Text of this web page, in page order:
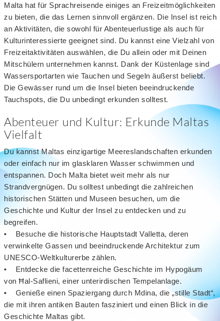
Malta hat für Sprachreisende einiges an Freizeitmöglichkeiten
zu bieten, die das Lernen sinnvoll ergänzen. Die Insel ist reich
an Aktivitäten, die sowohl für Abenteuerlustige als auch für
Kulturinteressierte geeignet sind. Du kannst eine Vielzahl von
Freizeitaktivitäten auswählen, die Du allein oder mit Deinen
Mitschülern unternehmen kannst. Dank der Küstenlage sind
Wassersportarten wie Tauchen und Segeln äußerst beliebt.
Die Gewässer rund um die Insel bieten beeindruckende
Tauchspots, die Du unbedingt erkunden solltest.
Abenteuer und Kultur: Erkunde Maltas
Vielfalt
Du kannst Maltas einzigartige Meereslandschaften erkunden
oder einfach nur im glasklaren Wasser schwimmen und
entspannen. Doch Malta bietet weit mehr als nur
Strandvergnügen. Du solltest unbedingt die zahlreichen
historischen Stätten und Museen besuchen, um die
Geschichte und Kultur der Insel zu entdecken und zu
begreifen.
• Besuche die historische Hauptstadt Valletta, deren
verwinkelte Gassen und beeindruckende Architektur zum
UNESCO-Weltkulturerbe zählen.
• Entdecke die facettenreiche Geschichte im Hypogäum
von Ħal-Saflieni, einer unterirdischen Tempelanlage.
• Genieße einen Spaziergang durch Mdina, die „stille Stadt“,
die mit ihren antiken Bauten fasziniert und einen Blick in die
Geschichte Maltas gibt.